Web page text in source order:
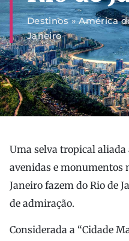
Destinos»América
Janeiro
Uma selva tropical
avenidas e monumentos
Janeiro fazem do Rio de
de admiração.
Considerada a “Cidade